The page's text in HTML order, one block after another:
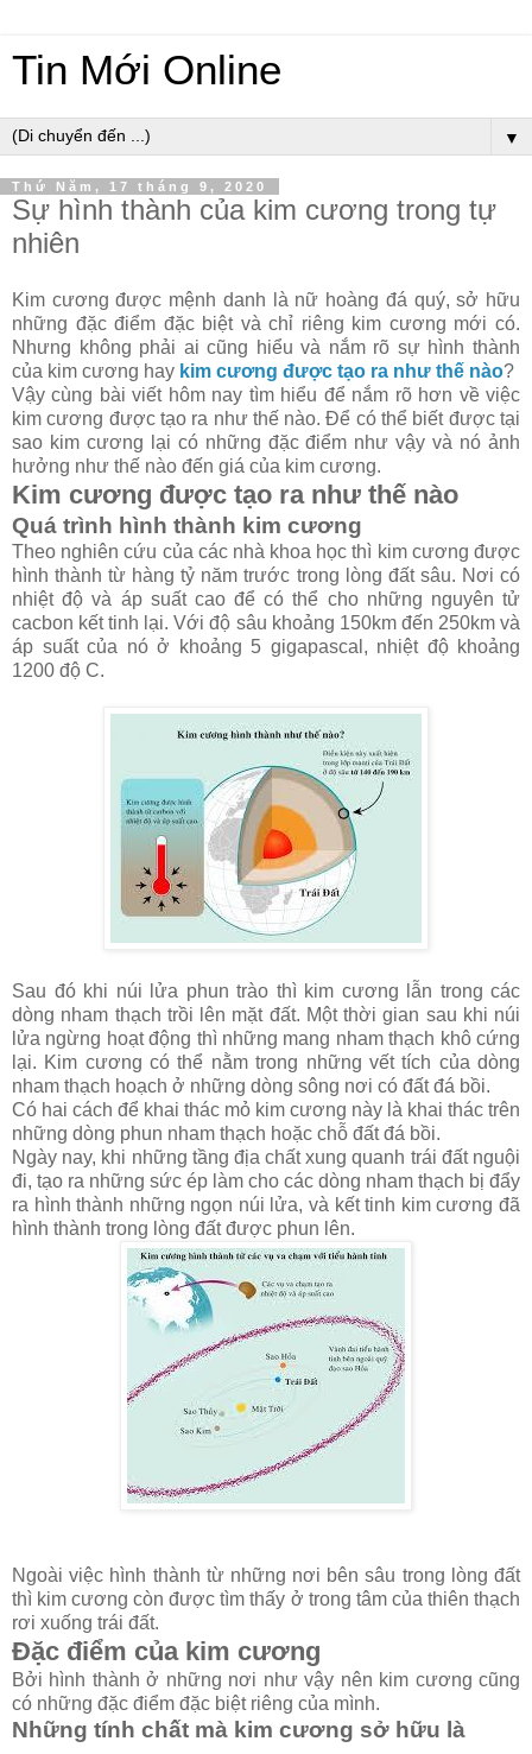
Tin Mới Online
▼
Thứ Năm, 17 tháng 9, 2020
Sự hình thành của kim cương trong tự
nhiên
Kim cương được mệnh danh là nữ hoàng đá quý, sở hữu
những đặc điểm đặc biệt và chỉ riêng kim cương mới có.
Nhưng không phải ai cũng hiểu và nắm rõ sự hình thành
của kim cương hay kim cương được tạo ra như thế nào?
Vậy cùng bài viết hôm nay tìm hiểu để nắm rõ hơn về việc
kim cương được tạo ra như thế nào. Để có thể biết được tại
sao kim cương lại có những đặc điểm như vậy và nó ảnh
hưởng như thế nào đến giá của kim cương.
Kim cương được tạo ra như thế nào
Quá trình hình thành kim cương
Theo nghiên cứu của các nhà khoa học thì kim cương được
hình thành từ hàng tỷ năm trước trong lòng đất sâu. Nơi có
nhiệt độ và áp suất cao để có thể cho những nguyên tử
cacbon kết tinh lại. Với độ sâu khoảng 150km đến 250km và
áp suất của nó ở khoảng 5 gigapascal, nhiệt độ khoảng
1200 độ C.
Sau đó khi núi lửa phun trào thì kim cương lẫn trong các
dòng nham thạch trồi lên mặt đất. Một thời gian sau khi núi
lửa ngừng hoạt động thì những mang nham thạch khô cứng
lại. Kim cương có thể nằm trong những vết tích của dòng
nham thạch hoạch ở những dòng sông nơi có đất đá bồi.
Có hai cách để khai thác mỏ kim cương này là khai thác trên
những dòng phun nham thạch hoặc chỗ đất đá bồi.
Ngày nay, khi những tầng địa chất xung quanh trái đất nguội
đi, tạo ra những sức ép làm cho các dòng nham thạch bị đẩy
ra hình thành những ngọn núi lửa, và kết tinh kim cương đã
hình thành trong lòng đất được phun lên.
Ngoài việc hình thành từ những nơi bên sâu trong lòng đất
thì kim cương còn được tìm thấy ở trong tâm của thiên thạch
rơi xuống trái đất.
Đặc điểm của kim cương
Bởi hình thành ở những nơi như vậy nên kim cương cũng
có những đặc điểm đặc biệt riêng của mình.
Những tính chất mà kim cương sở hữu là